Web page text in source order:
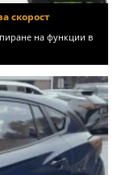
скорост
на функции в